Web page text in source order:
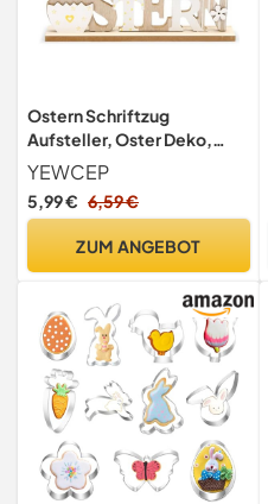
Ostern Schriftzug
Aufsteller, Oster Deko,
Ostern Deko, Deko Ostern,
Schriftzug Mit Osterhasen,
Osterdeko Zum Hinstellen,
Geschenk Party Dekoration
YEWCEP
5,99 € 6,59 €
ZUM ANGEBOT